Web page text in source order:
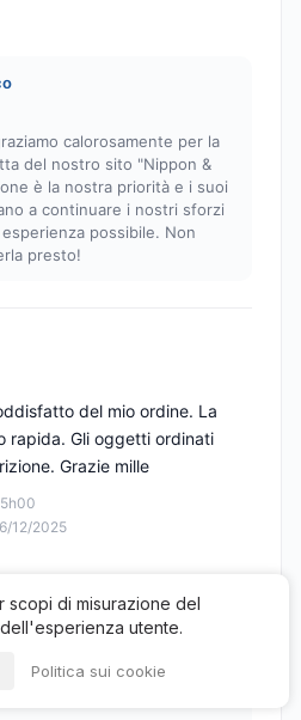
calorosamente per la
del nostro sito "Nippon &
è la nostra priorità e i suoi
a continuare i nostri sforzi
possibile. Non
presto!
12/2025
del mio ordine. La
rapida. Gli oggetti ordinati
Grazie mille
scopi di misurazione del
utente.
Politica sui cookie